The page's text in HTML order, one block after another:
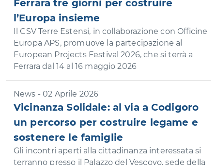
Ferrara tre giorni per costruire
l’Europa insieme
Il CSV Terre Estensi, in collaborazione con Officine
Europa APS, promuove la partecipazione al
European Projects Festival 2026, che si terrà a
Ferrara dal 14 al 16 maggio 2026
News - 02 Aprile 2026
Vicinanza Solidale: al via a Codigoro
un percorso per costruire legame e
sostenere le famiglie
Gli incontri aperti alla cittadinanza interessata si
terranno presso il Palazzo del Vescovo, sede della